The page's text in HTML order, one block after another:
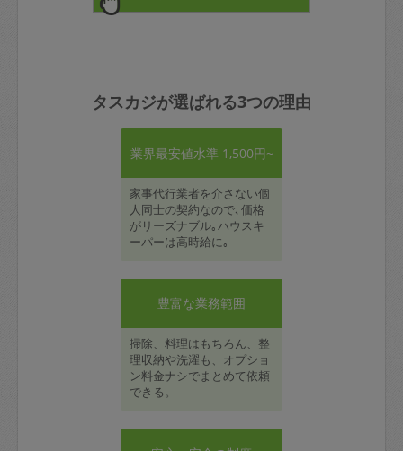
タスカジが選ばれる3つの理由
業界最安値水準 1,500円~
家事代行業者を介さない個
人同士の契約なので､価格
がリーズナブル｡ハウスキ
ーパーは高時給に｡
豊富な業務範囲
掃除、料理はもちろん、整
理収納や洗濯も、オプショ
ン料金ナシでまとめて依頼
できる。